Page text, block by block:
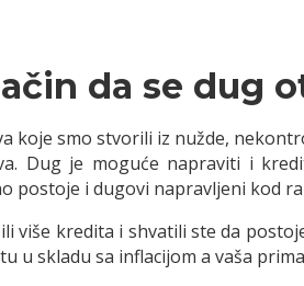
da se dug
koje smo stvorili iz nužde,
Dug je moguće napraviti i
postoje i dugovi napravljeni kod
više kredita i shvatili ste da
u skladu sa inflacijom a vaša